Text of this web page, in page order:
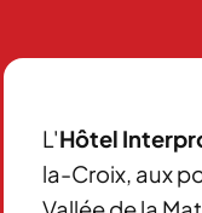
L'Hôtel
la-Croix, aux